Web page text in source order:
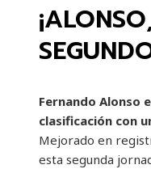
Fernando Alonso
clasificación con
Mejorado en
esta segunda